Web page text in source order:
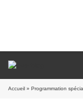
Accueil » Programmation spéciale